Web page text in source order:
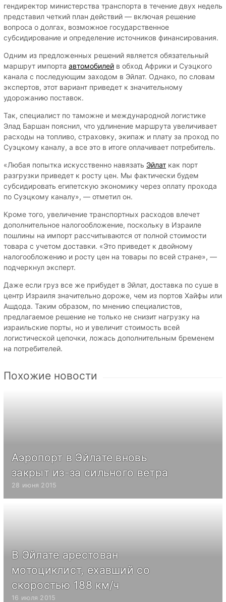
гендиректор министерства транспорта в течение двух недель
представил четкий план действий — включая решение
вопроса о долгах, возможное государственное
субсидирование и определение источников финансирования.
Одним из предложенных решений является обязательный
маршрут импорта автомобилей в обход Африки и Суэцкого
канала с последующим заходом в Эйлат. Однако, по словам
экспертов, этот вариант приведет к значительному
удорожанию поставок.
Так, специалист по таможне и международной логистике
Элад Баршан пояснил, что удлинение маршрута увеличивает
расходы на топливо, страховку, экипаж и плату за проход по
Суэцкому каналу, а все это в итоге оплачивает потребитель.
«Любая попытка искусственно навязать Эйлат как порт
разгрузки приведет к росту цен. Мы фактически будем
субсидировать египетскую экономику через оплату прохода
по Суэцкому каналу», — отметил он.
Кроме того, увеличение транспортных расходов влечет
дополнительное налогообложение, поскольку в Израиле
пошлины на импорт рассчитываются от полной стоимости
товара с учетом доставки. «Это приведет к двойному
налогообложению и росту цен на товары по всей стране», —
подчеркнул эксперт.
Даже если груз все же прибудет в Эйлат, доставка по суше в
центр Израиля значительно дороже, чем из портов Хайфы или
Ашдода. Таким образом, по мнению специалистов,
предлагаемое решение не только не снизит нагрузку на
израильские порты, но и увеличит стоимость всей
логистической цепочки, ложась дополнительным бременем
на потребителей.
Похожие новости
Аэропорт в Эйлате вновь
закрыт из-за сильного ветра
28 июня 2015
В Эйлате арестован
мотоциклист, ехавший со
скоростью 188 км/ч
16 июля 2015